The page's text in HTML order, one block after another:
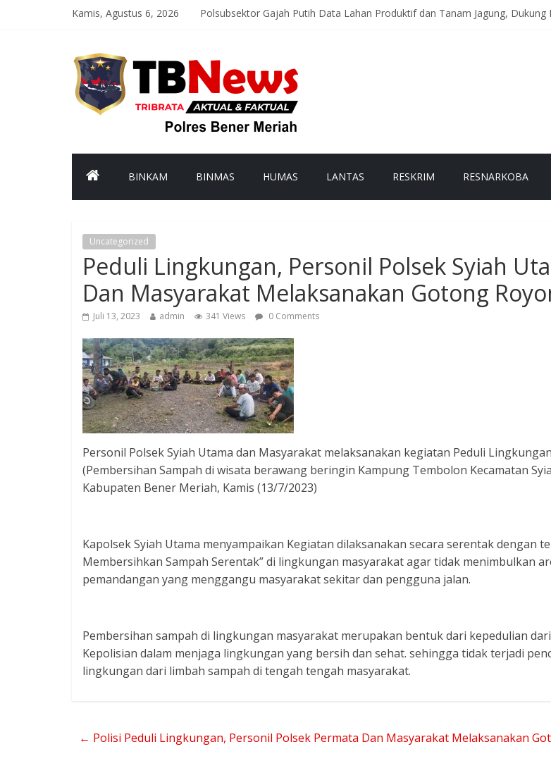
Kamis, Agustus 6, 2026
Polsubsektor Gajah Putih Data Lahan Produktif dan Tanam Jagung, Dukung
Polsek Syiah Utama Monitoring Huntara, Pastikan Warga Terdampak
Polsek Pintu Rime Gayo Pantau Akses Jalan dan Jembatan Pascabanjir, Arus
BINKAM BINMAS HUMAS LANTAS RESKRIM RESNARKOBA
Uncategorized
Peduli Lingkungan, Personil Polsek Syiah
Dan Masyarakat Melaksanakan Gotong
Juli 13, 2023 admin 341 Views 0 Comments
Personil Polsek Syiah Utama dan Masyarakat melaksanakan kegiatan Peduli Lingkungan
(Pembersihan Sampah di wisata berawang beringin Kampung Tembolon Kecamatan
Kabupaten Bener Meriah, Kamis (13/7/2023)
Kapolsek Syiah Utama menyampaikan Kegiatan dilaksanakan secara serentak dengan
Membersihkan Sampah Serentak” di lingkungan masyarakat agar tidak menimbulkan
pemandangan yang menggangu masyarakat sekitar dan pengguna jalan.
Pembersihan sampah di lingkungan masyarakat merupakan bentuk dari kepedulian
Kepolisian dalam menjaga lingkungan yang bersih dan sehat. sehingga tidak terjadi
lingkungan dari limbah sampah di tengah tengah masyarakat.
← Polisi Peduli Lingkungan, Personil Polsek Permata Dan Masyarakat Melaksanakan